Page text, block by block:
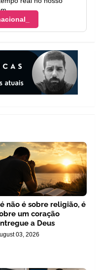
não é sobre religião, é
um coração
a Deus
03, 2026